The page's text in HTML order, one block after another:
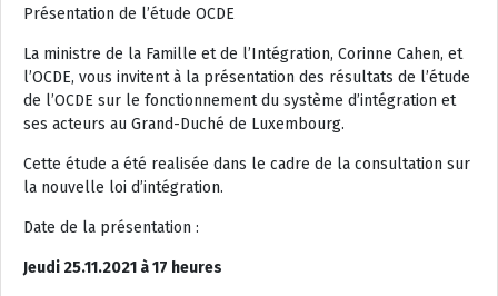
Présentation de l’étude OCDE
La ministre de la Famille et de l’Intégration, Corinne Cahen, et
l’OCDE, vous invitent à la présentation des résultats de l’étude
de l’OCDE sur le fonctionnement du système d’intégration et
ses acteurs au Grand-Duché de Luxembourg.
Cette étude a été realisée dans le cadre de la consultation sur
la nouvelle loi d’intégration.
Date de la présentation :
Jeudi 25.11.2021 à 17 heures